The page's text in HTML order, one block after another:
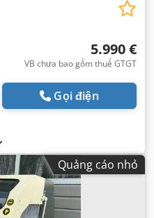
5.990 €
VB chưa bao gồm thuế GTGT
Gọi điện
Quảng cáo nhỏ